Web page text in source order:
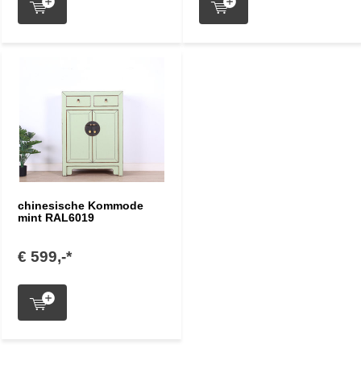
chinesische Kommode
mint RAL6019
€ 599,-*